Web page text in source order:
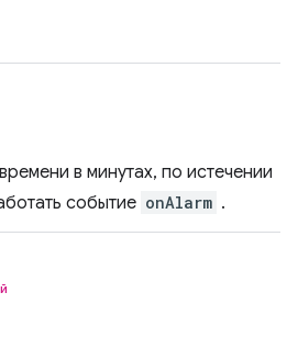
в минутах, по истечении
событие onAlarm .